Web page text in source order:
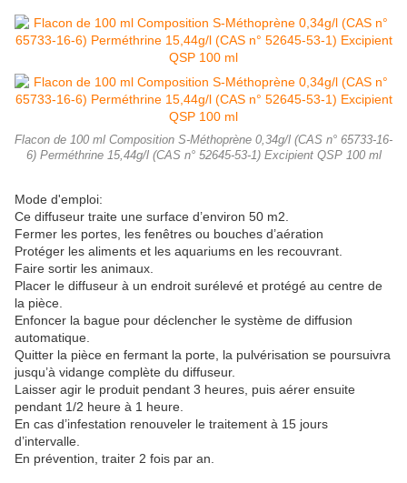
Flacon de 100 ml Composition S-Méthoprène 0,34g/l (CAS n° 65733-16-
6) Perméthrine 15,44g/l (CAS n° 52645-53-1) Excipient QSP 100 ml
Mode d'emploi:
Ce diffuseur traite une surface d’environ 50 m2.
Fermer les portes, les fenêtres ou bouches d’aération
Protéger les aliments et les aquariums en les recouvrant.
Faire sortir les animaux.
Placer le diffuseur à un endroit surélevé et protégé au centre de
la pièce.
Enfoncer la bague pour déclencher le système de diffusion
automatique.
Quitter la pièce en fermant la porte, la pulvérisation se poursuivra
jusqu’à vidange complète du diffuseur.
Laisser agir le produit pendant 3 heures, puis aérer ensuite
pendant 1/2 heure à 1 heure.
En cas d’infestation renouveler le traitement à 15 jours
d’intervalle.
En prévention, traiter 2 fois par an.